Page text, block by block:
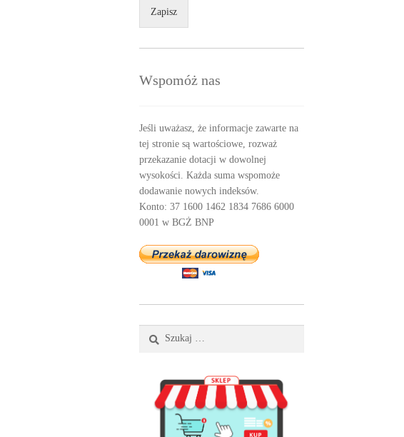
Zapisz
Wspomóż nas
Jeśli uważasz, że informacje zawarte na
tej stronie są wartościowe, rozważ
przekazanie dotacji w dowolnej
wysokości. Każda suma wspomoże
dodawanie nowych indeksów.
Konto: 37 1600 1462 1834 7686 6000
0001 w BGŻ BNP